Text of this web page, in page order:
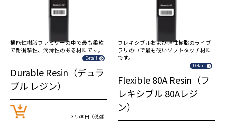
機能性樹脂ファミリーの中で最も柔軟
で耐衝撃性、潤滑性のある材料です。
Detail
Durable Resin（デュラ
ブル レジン）
37,500円（税別）
フレキシブルおよび弾性樹脂のライブ
ラリの中で最も硬いソフトタッチ材料
です。
Detail
Flexible 80A Resin（フ
レキシブル 80Aレジ
ン）